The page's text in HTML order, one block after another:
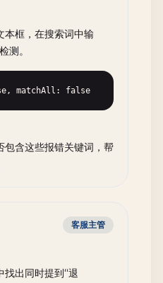
本框，在搜索词中输
测。
matchAll: false
包含这些报错关键词，帮
客服主管
找出同时提到“退